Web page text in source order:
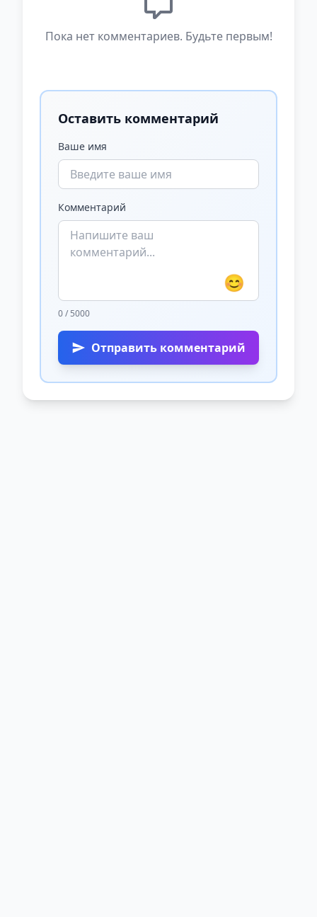
Пока нет комментариев. Будьте первым!
Оставить комментарий
Ваше имя
Комментарий
😊
0 / 5000
Отправить комментарий